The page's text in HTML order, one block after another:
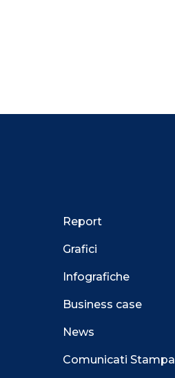
Report
Grafici
Infografiche
Business case
News
Comunicati Stampa